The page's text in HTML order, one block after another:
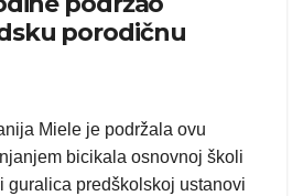
porodičnu
Miele je podržala ovu
bicikala osnovnoj školi
guralica predškolskoj ustanovi